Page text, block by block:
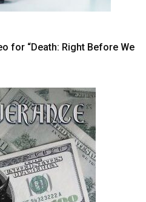
for “Death: Right Before We